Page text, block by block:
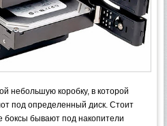
небольшую коробку, в которой
под определенный диск. Стоит
боксы бывают под накопители